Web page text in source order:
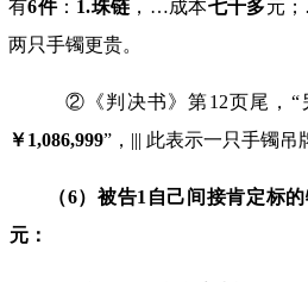
有6件： 1.珠链 ， …成本七千多元；
两只手镯更贵。
② 《判决书》第12页尾，“
￥1,086,999” ，||| 此表示一只手镯吊
（6）被告1 自己间接肯定标
元：